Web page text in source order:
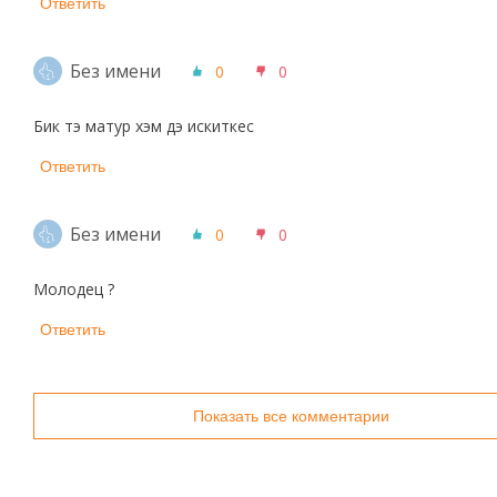
Без имени 0 0
Бик тэ матур хэм дэ искиткес
Ответить
Без имени 0 0
Молодец ?
Ответить
Показать все комментарии